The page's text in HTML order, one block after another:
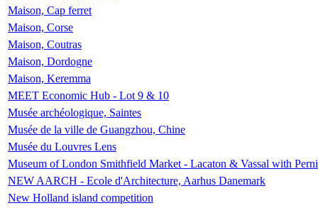
Maison, Cap ferret
Maison, Corse
Maison, Coutras
Maison, Dordogne
Maison, Keremma
MEET Economic Hub - Lot 9 & 10
Musée archéologique, Saintes
Musée de la ville de Guangzhou, Chine
Musée du Louvres Lens
Museum of London Smithfield Market - Lacaton & Vassal with
NEW AARCH - Ecole d'Architecture, Aarhus Danemark
New Holland island competition